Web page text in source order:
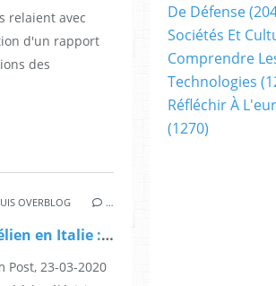
relaient avec
d'un rapport
des
L'HOMME DANS TOUT ÇÀ ?
OVERBLOG …
D'un médecin israélien en Italie : Nous n'aidons plus les personnes de plus de 60 ans (Source : The Jerusalem Post))
Post, 23-03-2020
De Défense
Sociétés Et
Comprendre
Technologies
Réfléchir À
(1270)